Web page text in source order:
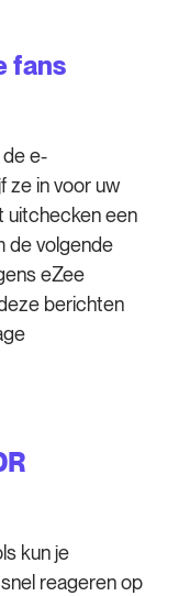
fans
de e-
ze in voor uw
uitchecken een
de volgende
eZee
berichten
kun je
reageren op